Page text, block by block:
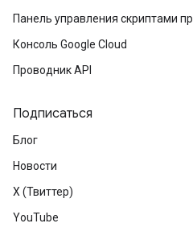
Панель управления скриптами
Консоль Google Cloud
Проводник API
Подписаться
Блог
Новости
X (Твиттер)
YouTube